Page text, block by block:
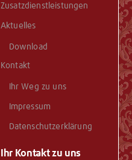
Zusatzdienstleistungen
Aktuelles
Download
Kontakt
Ihr Weg zu uns
Impressum
Datenschutzerklärung
Ihr Kontakt zu uns